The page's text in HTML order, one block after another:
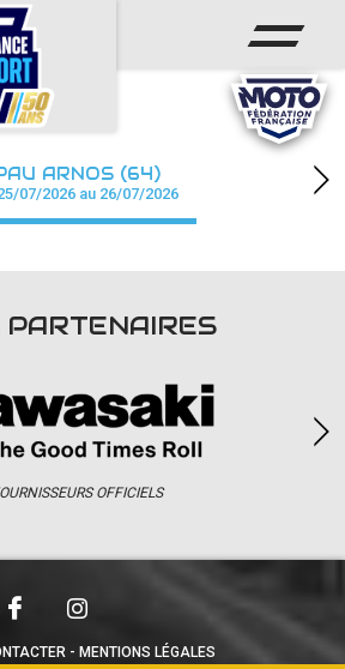
la billetterie
ARNOS (64)
07/2026 au 26/07/2026
PARTENAIRES
OFFICIELS
MENTIONS LÉGALES